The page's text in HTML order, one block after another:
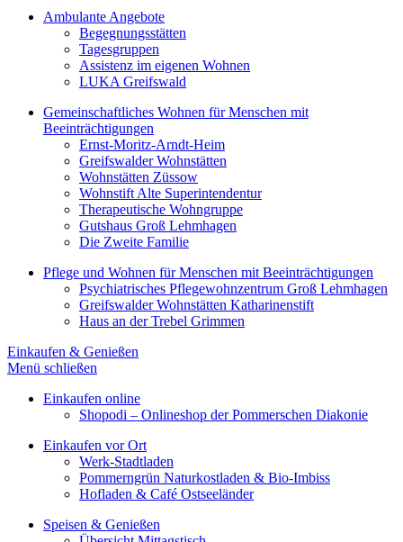
Ambulante Angebote
Begegnungsstätten
Tagesgruppen
Assistenz im eigenen Wohnen
LUKA Greifswald
Gemeinschaftliches Wohnen für Menschen mit
Beeinträchtigungen
Ernst-Moritz-Arndt-Heim
Greifswalder Wohnstätten
Wohnstätten Züssow
Wohnstift Alte Superintendentur
Therapeutische Wohngruppe
Gutshaus Groß Lehmhagen
Die Zweite Familie
Pflege und Wohnen für Menschen mit Beeinträchtigungen
Psychiatrisches Pflegewohnzentrum Groß Lehmhagen
Greifswalder Wohnstätten Katharinenstift
Haus an der Trebel Grimmen
Einkaufen & Genießen
Menü schließen
Einkaufen online
Shopodi – Onlineshop der Pommerschen Diakonie
Einkaufen vor Ort
Werk-Stadtladen
Pommerngrün Naturkostladen & Bio-Imbiss
Hofladen & Café Ostseeländer
Speisen & Genießen